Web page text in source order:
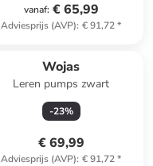
vanaf: € 65,99
Adviesprijs (AVP): € 91,72*
Wojas
Leren pumps zwart
-23%
€ 69,99
Adviesprijs (AVP): € 91,72*